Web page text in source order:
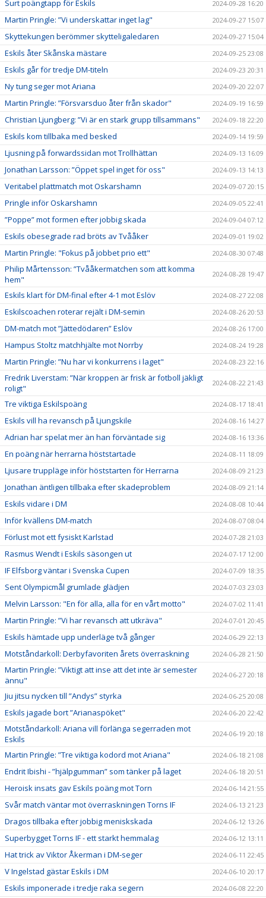
Surt poängtapp för Eskils 2024-09-28 16:20
Martin Pringle: ”Vi underskattar inget lag" 2024-09-27 15:07
Skyttekungen berömmer skytteligaledaren 2024-09-27 15:04
Eskils åter Skånska mästare 2024-09-25 23:08
Eskils går för tredje DM-titeln 2024-09-23 20:31
Ny tung seger mot Ariana 2024-09-20 22:07
Martin Pringle: ”Försvarsduo åter från skador" 2024-09-19 16:59
Christian Ljungberg: ”Vi är en stark grupp tillsammans" 2024-09-18 22:20
Eskils kom tillbaka med besked 2024-09-14 19:59
Ljusning på forwardssidan mot Trollhättan 2024-09-13 16:09
Jonathan Larsson: ”Öppet spel inget för oss" 2024-09-13 14:13
Veritabel plattmatch mot Oskarshamn 2024-09-07 20:15
Pringle inför Oskarshamn 2024-09-05 22:41
”Poppe” mot formen efter jobbig skada 2024-09-04 07:12
Eskils obesegrade rad bröts av Tvååker 2024-09-01 19:02
Martin Pringle: "Fokus på jobbet prio ett" 2024-08-30 07:48
Philip Mårtensson: ”Tvååkermatchen som att komma
hem"
2024-08-28 19:47
Eskils klart för DM-final efter 4-1 mot Eslöv 2024-08-27 22:08
Eskilscoachen roterar rejält i DM-semin 2024-08-26 20:53
DM-match mot ”Jättedödaren” Eslöv 2024-08-26 17:00
Hampus Stoltz matchhjälte mot Norrby 2024-08-24 19:28
Martin Pringle: ”Nu har vi konkurrens i laget" 2024-08-23 22:16
Fredrik Liverstam: ”När kroppen är frisk är fotboll jäkligt
roligt"
2024-08-22 21:43
Tre viktiga Eskilspoäng 2024-08-17 18:41
Eskils vill ha revansch på Ljungskile 2024-08-16 14:27
Adrian har spelat mer än han förväntade sig 2024-08-16 13:36
En poäng när herrarna höststartade 2024-08-11 18:09
Ljusare truppläge inför höststarten för Herrarna 2024-08-09 21:23
Jonathan äntligen tillbaka efter skadeproblem 2024-08-09 21:14
Eskils vidare i DM 2024-08-08 10:44
Inför kvällens DM-match 2024-08-07 08:04
Förlust mot ett fysiskt Karlstad 2024-07-28 21:03
Rasmus Wendt i Eskils säsongen ut 2024-07-17 12:00
IF Elfsborg väntar i Svenska Cupen 2024-07-09 18:35
Sent Olympicmål grumlade glädjen 2024-07-03 23:03
Melvin Larsson: "En för alla, alla för en vårt motto" 2024-07-02 11:41
Martin Pringle: ”Vi har revansch att utkräva" 2024-07-01 20:45
Eskils hämtade upp underläge två gånger 2024-06-29 22:13
Motståndarkoll: Derbyfavoriten årets överraskning 2024-06-28 21:50
Martin Pringle: ”Viktigt att inse att det inte är semester
ännu"
2024-06-27 20:18
Jiu jitsu nycken till ”Andys” styrka 2024-06-25 20:08
Eskils jagade bort ”Arianaspöket" 2024-06-20 22:42
Motståndarkoll: Ariana vill förlänga segerraden mot
Eskils
2024-06-19 20:18
Martin Pringle: ”Tre viktiga kodord mot Ariana" 2024-06-18 21:08
Endrit Ibishi - ”hjälpgumman” som tänker på laget 2024-06-18 20:51
Heroisk insats gav Eskils poäng mot Torn 2024-06-14 21:55
Svår match väntar mot överraskningen Torns IF 2024-06-13 21:23
Dragos tillbaka efter jobbig meniskskada 2024-06-12 13:26
Superbygget Torns IF - ett starkt hemmalag 2024-06-12 13:11
Hat trick av Viktor Åkerman i DM-seger 2024-06-11 22:45
V Ingelstad gästar Eskils i DM 2024-06-10 20:17
Eskils imponerade i tredje raka segern 2024-06-08 22:20